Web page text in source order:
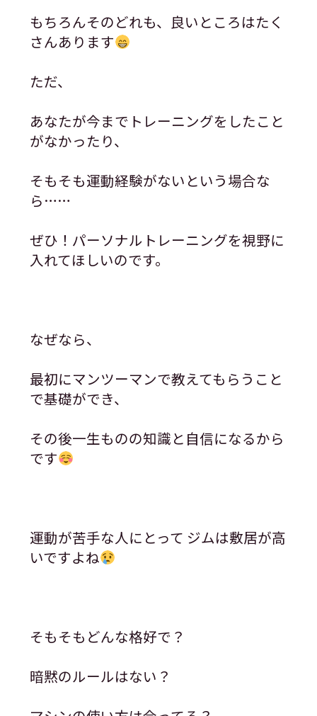
もちろんそのどれも、良いところはたく
さんあります
ただ、
あなたが今までトレーニングをしたこと
がなかったり、
そもそも運動経験がないという場合な
ら……
ぜひ！パーソナルトレーニングを視野に
入れてほしいのです。
なぜなら、
最初にマンツーマンで教えてもらうこと
で基礎ができ、
その後一生ものの知識と自信になるから
です
運動が苦手な人にとって ジムは敷居が高
いですよね
そもそもどんな格好で？
暗黙のルールはない？